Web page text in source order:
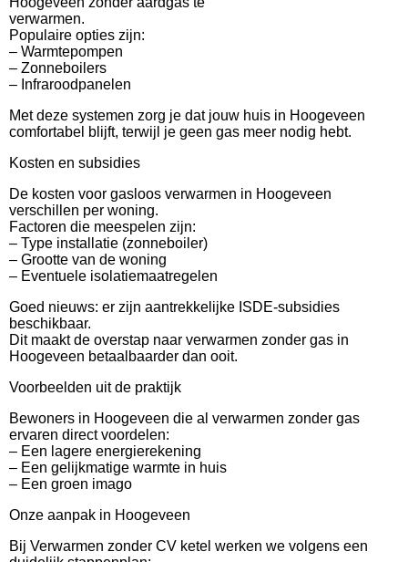
verwarmen.
Populaire opties zijn:
– Warmtepompen
– Zonneboilers
– Infraroodpanelen
Met deze systemen zorg je dat jouw huis in Hoogeveen
comfortabel blijft, terwijl je geen gas meer nodig hebt.
Kosten en subsidies
De kosten voor gasloos verwarmen in Hoogeveen
verschillen per woning.
Factoren die meespelen zijn:
– Type installatie (zonneboiler)
– Grootte van de woning
– Eventuele isolatiemaatregelen
Goed nieuws: er zijn aantrekkelijke ISDE-subsidies
beschikbaar.
Dit maakt de overstap naar verwarmen zonder gas in
Hoogeveen betaalbaarder dan ooit.
Voorbeelden uit de praktijk
Bewoners in Hoogeveen die al verwarmen zonder gas
ervaren direct voordelen:
– Een lagere energierekening
– Een gelijkmatige warmte in huis
– Een groen imago
Onze aanpak in Hoogeveen
Bij Verwarmen zonder CV ketel werken we volgens een